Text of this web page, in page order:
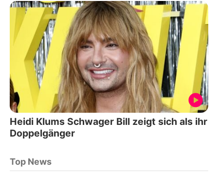
Heidi Klums Schwager Bill zeigt sich als ihr
Doppelgänger
Top News